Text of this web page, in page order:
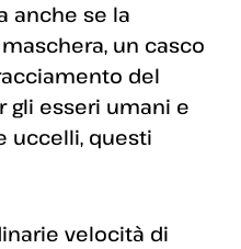
anche se la
un casco
del
gli esseri umani e
uccelli, questi
velocità di